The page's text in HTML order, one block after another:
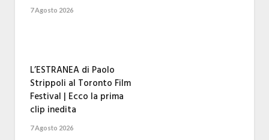
7 Agosto 2026
L’ESTRANEA di Paolo
Strippoli al Toronto Film
Festival | Ecco la prima
clip inedita
7 Agosto 2026